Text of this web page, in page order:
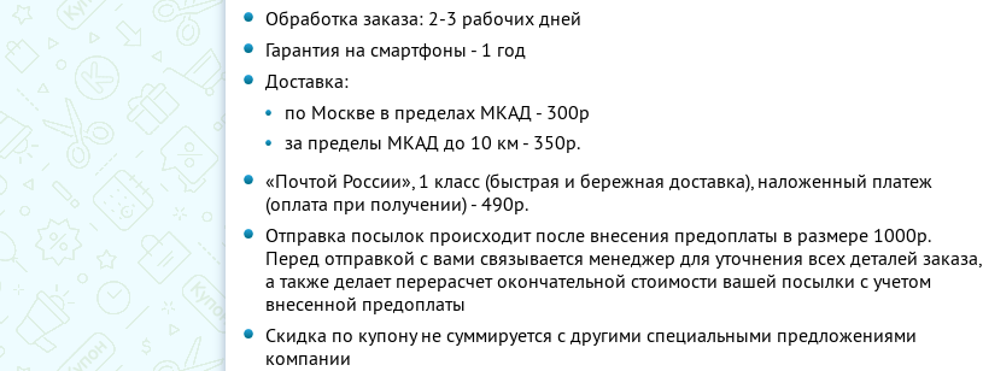
Обработка заказа: 2-3 рабочих дней
Гарантия на смартфоны - 1 год
Доставка:
по Москве в пределах МКАД - 300р
за пределы МКАД до 10 км - 350р.
«Почтой России», 1 класс (быстрая и бережная доставка), наложенный платеж
(оплата при получении) - 490р.
Отправка посылок происходит после внесения предоплаты в размере 1000р.
Перед отправкой с вами связывается менеджер для уточнения всех деталей заказа,
а также делает перерасчет окончательной стоимости вашей посылки с учетом
внесенной предоплаты
Скидка по купону не суммируется с другими специальными предложениями
компании